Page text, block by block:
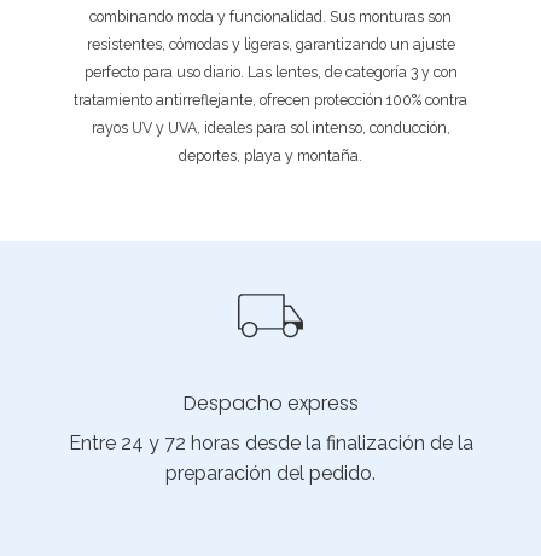
combinando moda y funcionalidad. Sus monturas son
resistentes, cómodas y ligeras, garantizando un ajuste
perfecto para uso diario. Las lentes, de categoría 3 y con
tratamiento antirreflejante, ofrecen protección 100% contra
rayos UV y UVA, ideales para sol intenso, conducción,
deportes, playa y montaña.
Despacho express
Entre 24 y 72 horas desde la finalización de la
preparación del pedido.